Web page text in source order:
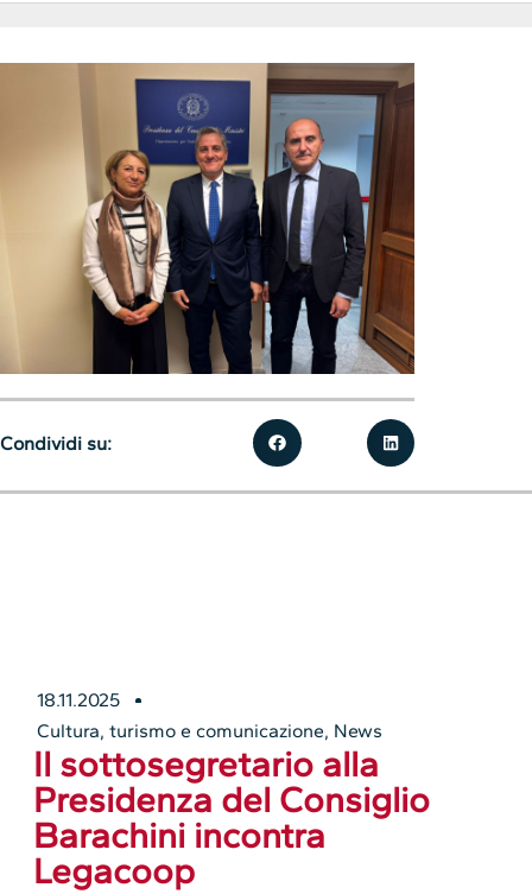
18.11.2025
Cultura, turismo e comunicazione, News
Il sottosegretario alla
Presidenza del Consiglio
Barachini incontra
Legacoop
Condividi su: